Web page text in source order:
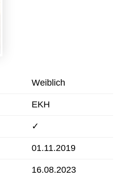
Weiblich
EKH
✓
01.11.2019
16.08.2023